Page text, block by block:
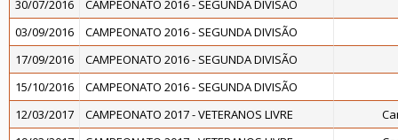
30/07/2016
CAMPEONATO 2016 - SEGUNDA DIVISÃO
03/09/2016
CAMPEONATO 2016 - SEGUNDA DIVISÃO
17/09/2016
CAMPEONATO 2016 - SEGUNDA DIVISÃO
15/10/2016
CAMPEONATO 2016 - SEGUNDA DIVISÃO
12/03/2017
CAMPEONATO 2017 - VETERANOS LIVRE